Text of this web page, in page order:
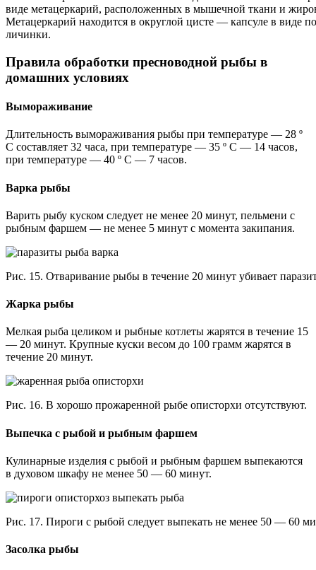
виде метацеркарий, расположенных в мышечной ткани и
Метацеркарий находится в округлой цисте — капсуле в виде
личинки.
Правила обработки пресноводной рыбы в
домашних условиях
Вымораживание
Длительность вымораживания рыбы при температуре — 28 º
С составляет 32 часа, при температуре — 35 º С — 14 часов,
при температуре — 40 º С — 7 часов.
Варка рыбы
Варить рыбу куском следует не менее 20 минут, пельмени с
рыбным фаршем — не менее 5 минут с момента закипания.
Рис. 15. Отваривание рыбы в течение 20 минут убивает
Жарка рыбы
Мелкая рыба целиком и рыбные котлеты жарятся в течение 15
— 20 минут. Крупные куски весом до 100 грамм жарятся в
течение 20 минут.
Рис. 16. В хорошо прожаренной рыбе описторхи отсутствуют.
Выпечка с рыбой и рыбным фаршем
Кулинарные изделия с рыбой и рыбным фаршем выпекаются
в духовом шкафу не менее 50 — 60 минут.
Рис. 17. Пироги с рыбой следует выпекать не менее 50 — 60
Засолка рыбы